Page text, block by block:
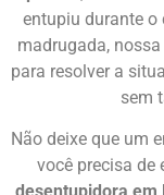
entupiu durante o
madrugada,
para resolver a
sem
Não deixe que um
você precisa de